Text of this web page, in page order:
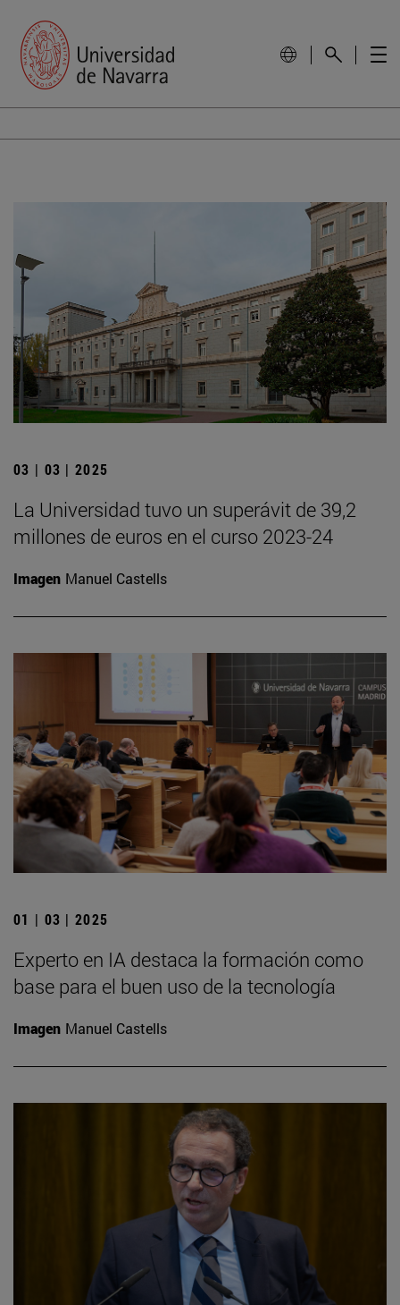
03 | 03 | 2025
La Universidad tuvo un superávit de 39,2
millones de euros en el curso 2023-24
Imagen Manuel Castells
01 | 03 | 2025
Experto en IA destaca la formación como
base para el buen uso de la tecnología
Imagen Manuel Castells